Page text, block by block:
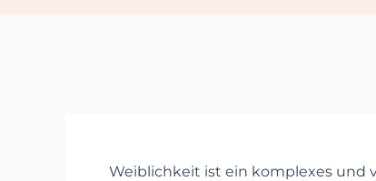
Weiblichkeit ist ein komplexes und